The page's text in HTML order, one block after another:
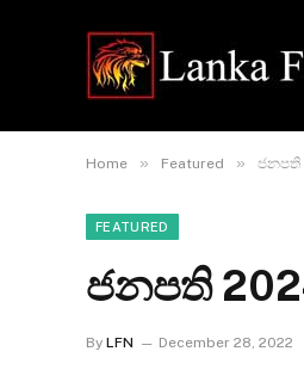
Home » Featured » ජනපති
FEATURED
ජනපති
By LFN December 28, 2022